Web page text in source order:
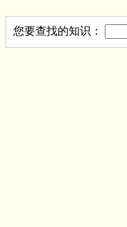
您要查找的知识：